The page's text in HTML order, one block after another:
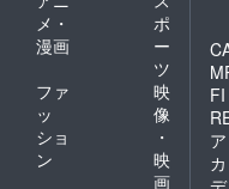
メ・
漫画
ポ
ー
ツ
ファ
ッ
ショ
ン
映
像
・
映
画
FI
ア
カ